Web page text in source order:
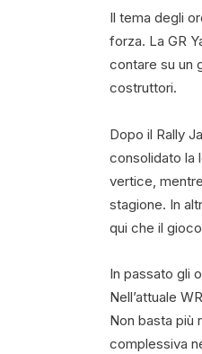
Il tema degli
forza. La GR
contare su un
costruttori.
Dopo il Rally
consolidato la
vertice,
stagione. In
qui che il
In passato gli
Nell’attuale
Non basta più
complessiva